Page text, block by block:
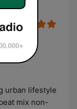
urban lifestyle
mix non-